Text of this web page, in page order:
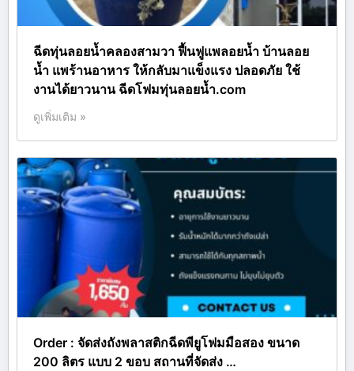
ฉีดทุ่นลอยน้ำคลองสามวา ฟื้นฟูแพลอยน้ำ บ้านลอย
น้ำ แพร้านอาหาร ให้กลับมาแข็งแรง ปลอดภัย ใช้
งานได้ยาวนาน ฉีดโฟมทุ่นลอยน้ำ.com
ดูเพิ่มเติม »
Order : จัดส่งถังพลาสติกฉีดพียูโฟมมือสอง ขนาด
200 ลิตร แบบ 2 ขอบ สถานที่จัดส่ง …